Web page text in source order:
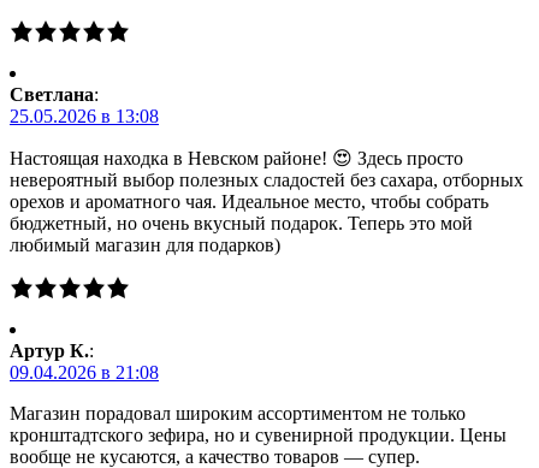
Светлана:
25.05.2026 в 13:08
Настоящая находка в Невском районе! 😍 Здесь просто
невероятный выбор полезных сладостей без сахара, отборных
орехов и ароматного чая. Идеальное место, чтобы собрать
бюджетный, но очень вкусный подарок. Теперь это мой
любимый магазин для подарков)
Артур К.:
09.04.2026 в 21:08
Магазин порадовал широким ассортиментом не только
кронштадтского зефира, но и сувенирной продукции. Цены
вообще не кусаются, а качество товаров — супер.